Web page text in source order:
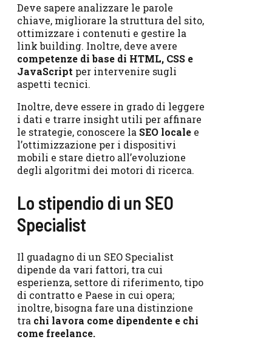
Deve sapere analizzare le parole
chiave, migliorare la struttura del sito,
ottimizzare i contenuti e gestire la
link building. Inoltre, deve avere
competenze di base di HTML, CSS e
JavaScript per intervenire sugli
aspetti tecnici.
Inoltre, deve essere in grado di leggere
i dati e trarre insight utili per affinare
le strategie, conoscere la SEO locale e
l’ottimizzazione per i dispositivi
mobili e stare dietro all’evoluzione
degli algoritmi dei motori di ricerca.
Lo stipendio di un SEO
Specialist
Il guadagno di un SEO Specialist
dipende da vari fattori, tra cui
esperienza, settore di riferimento, tipo
di contratto e Paese in cui opera;
inoltre, bisogna fare una distinzione
tra chi lavora come dipendente e chi
come freelance.